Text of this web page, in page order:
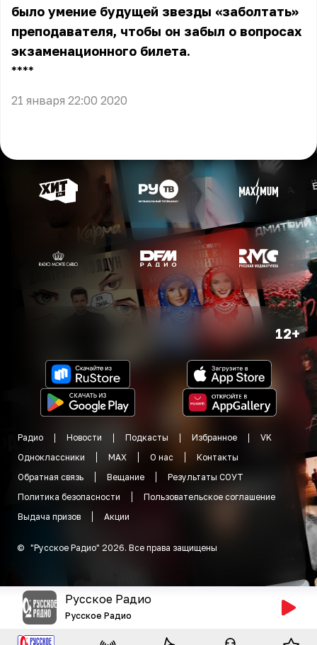
было умение будущей звезды «заболтать»
преподавателя, чтобы он забыл о вопросах
экзаменационного билета.
** **
21 января 22:00 2020
12+
Радио Новости Подкасты Избранное
VK
Одноклассники
MAX О нас
Контакты
Обратная связь
Вещание
Результаты СОУТ
Политика безопасности
Пользовательское соглашение
Выдача призов
Акции
© "Русское Радио" 2026. Все права защищены
Русское Радио
Русское Радио